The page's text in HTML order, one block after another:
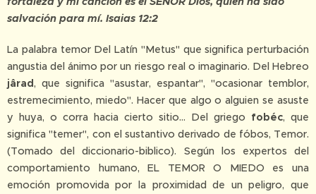
salvación para mí. Isaias 12:2
La palabra temor Del Latín "Metus" que significa perturbación
angustia del ánimo por un riesgo real o imaginario. Del Hebreo
jârad, que significa "asustar, espantar", "ocasionar temblor,
estremecimiento, miedo". Hacer que algo o alguien se asuste
y huya, o corra hacia cierto sitio... Del griego fobéc, que
significa "temer", con el sustantivo derivado de fóbos, Temor.
(Tomado del diccionario-biblico). Según los expertos del
comportamiento humano, EL TEMOR O MIEDO es una
emoción promovida por la proximidad de un peligro, que